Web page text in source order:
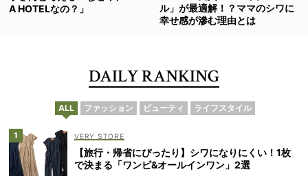
A HOTELなの？」
ル」が最適解！？ママのシワに
幸せ感が滲む理由とは
DAILY RANKING
ALL ファッション ビューティ ライフスタイル
VERY STORE
【旅行・帰省にぴったり】シワになりにくい！1枚
で決まる「ワンピ&オールインワン」2選